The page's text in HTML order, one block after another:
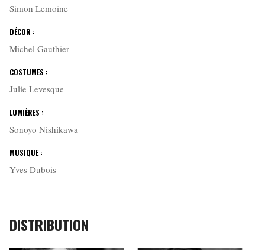
Simon Lemoine
DÉCOR :
Michel Gauthier
COSTUMES :
Julie Levesque
LUMIÈRES :
Sonoyo Nishikawa
MUSIQUE :
Yves Dubois
DISTRIBUTION